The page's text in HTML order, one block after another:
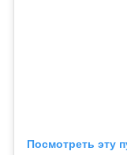
Посмотреть эту